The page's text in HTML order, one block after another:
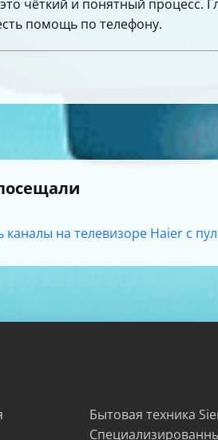
чёткий и понятный процесс.
помощь по телефону.
каналы на телевизоре Haier с
Бытовая техника